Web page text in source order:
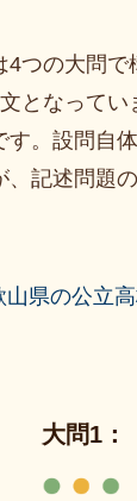
4つの大問で
となってい
す。設問自
、記述問題
山県の公立
大問1：